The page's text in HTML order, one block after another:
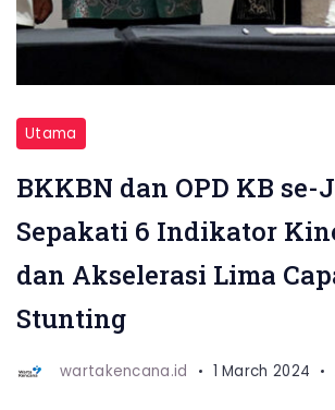
Utama
BKKBN dan OPD KB se-
Sepakati 6 Indikator
dan Akselerasi Lima
Stunting
wartakencana.id 1 March 2024